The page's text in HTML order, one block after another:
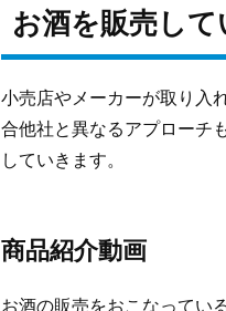
お酒を販売し
小売店やメーカーが取り入
合他社と異なるアプローチ
していきます。
商品紹介動画
お酒の販売をおこなってい